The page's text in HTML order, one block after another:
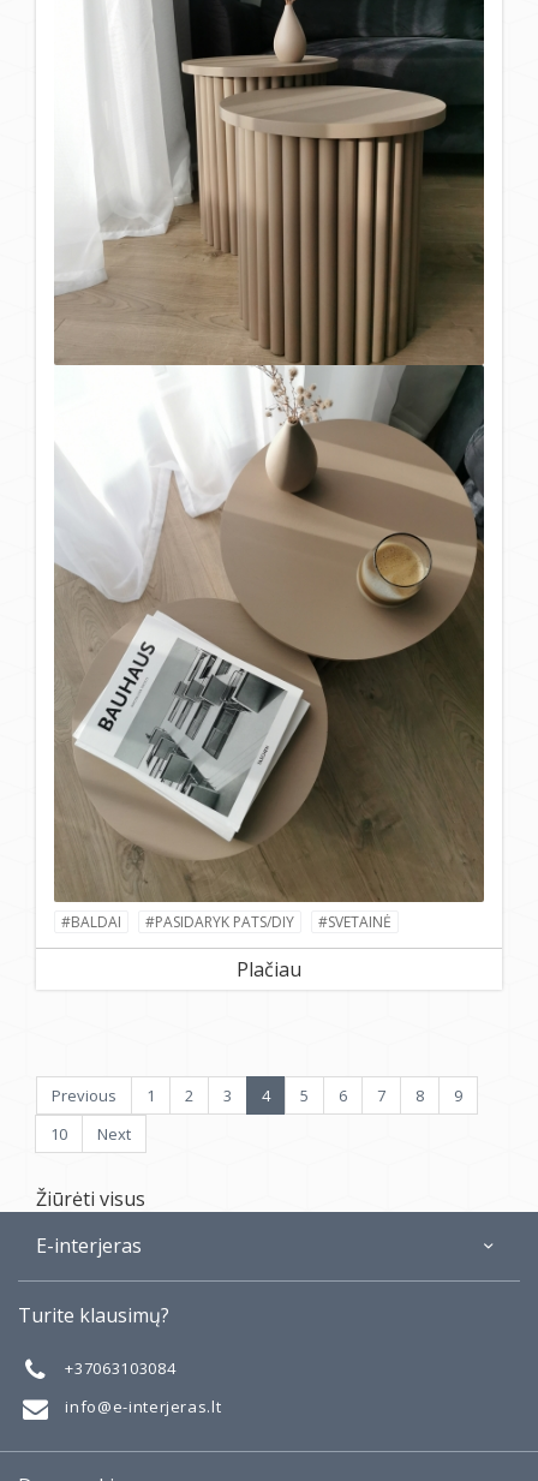
#BALDAI #PASIDARYK PATS/DIY #SVETAINĖ
Plačiau
Previous 1 2 3 4 5 6 7 8
9
10
Next
Žiūrėti visus
E-interjeras
Mano darbai
Taisyklės
Turite klausimų?
+37063103084
info@e-interjeras.lt